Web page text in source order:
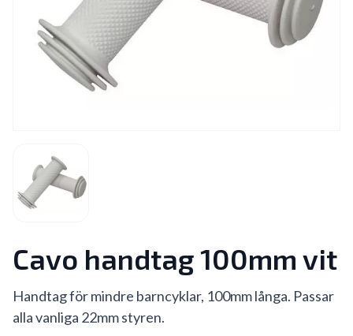
Cavo handtag 100mm vit
Handtag för mindre barncyklar, 100mm långa. Passar
alla vanliga 22mm styren.